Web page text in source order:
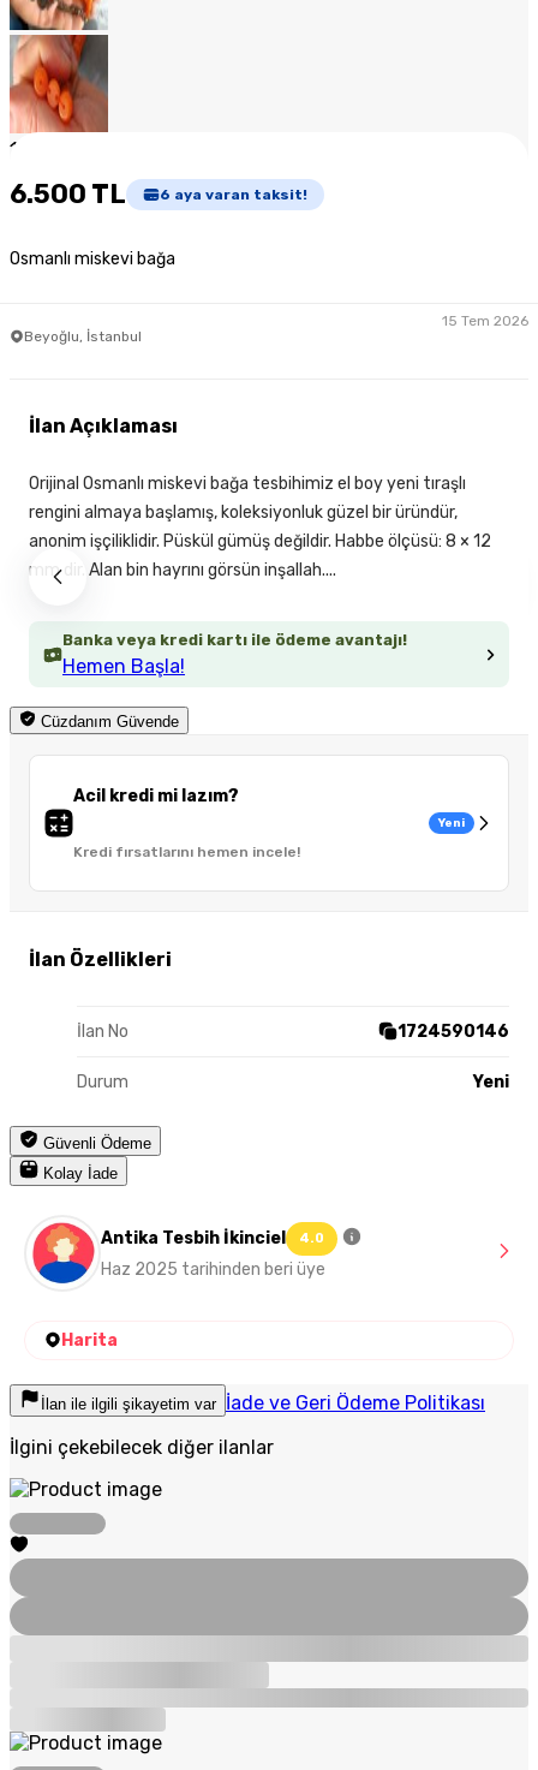
1
6.500 TL 6 aya varan taksit!
Osmanlı miskevi bağa
Beyoğlu, İstanbul
15 Tem 2026
Banka veya kredi kartı ile ödeme avantajı!
Hemen Başla!
Cüzdanım Güvende
Acil kredi mi lazım?
Kredi fırsatlarını hemen incele!
Yeni
İlan Özellikleri
İlan No 1724590146
Durum Yeni
Güvenli Ödeme
Kolay İade
İlan Açıklaması
Orijinal Osmanlı miskevi bağa tesbihimiz el boy yeni tıraşlı
rengini almaya başlamış, koleksiyonluk güzel bir üründür,
anonim işçiliklidir. Püskül gümüş değildir. Habbe ölçüsü: 8 × 12
mm dir. Alan bin hayrını görsün inşallah....
Antika Tesbih İkinciel 4.0
Haz 2025 tarihinden beri üye
Harita
İlan ile ilgili şikayetim var İade ve Geri Ödeme Politikası
İlgini çekebilecek diğer ilanlar